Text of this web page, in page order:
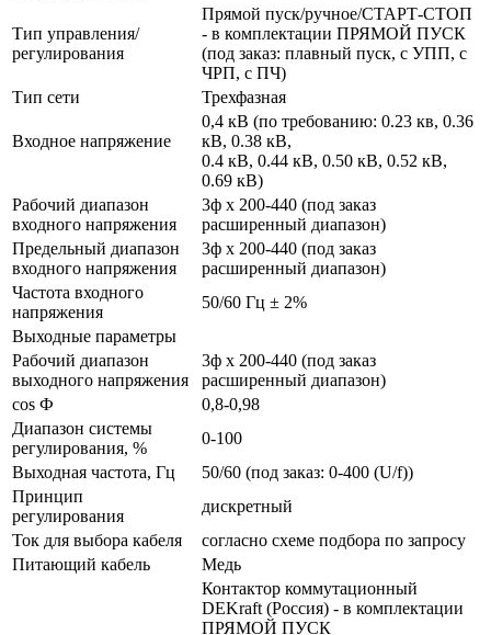
Тип управления/
регулирования
Прямой пуск/ручное/СТАРТ-СТОП
- в комплектации ПРЯМОЙ ПУСК
(под заказ: плавный пуск, с УПП, с
ЧРП, с ПЧ)
Тип сети
Трехфазная
Входное напряжение
0,4 кВ (по требованию: 0.23 кв, 0.36
кВ, 0.38 кВ,
0.4 кВ, 0.44 кВ, 0.50 кВ, 0.52 кВ,
0.69 кВ)
Рабочий диапазон
входного напряжения
3ф х 200-440 (под заказ
расширенный диапазон)
Предельный диапазон
входного напряжения
3ф х 200-440 (под заказ
расширенный диапазон)
Частота входного
напряжения
50/60 Гц ± 2%
Выходные параметры
Рабочий диапазон
выходного напряжения
3ф х 200-440 (под заказ
расширенный диапазон)
cos Ф
0,8-0,98
Диапазон системы
регулирования, %
0-100
Выходная частота, Гц
50/60 (под заказ: 0-400 (U/f))
Принцип
регулирования
дискретный
Ток для выбора кабеля
согласно схеме подбора по запросу
Питающий кабель
Медь
Контактор коммутационный
DEKraft (Россия) - в комплектации
ПРЯМОЙ ПУСК